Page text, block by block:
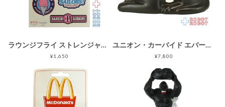
ラウンジフライ ストレンジャー・シングス バスキンロビンス マグネット 企業物
¥1,650
ユニオン・カーバイド エバーレディーバッテリー 黒猫 プラスチック 貯金箱 企業物
¥7,800